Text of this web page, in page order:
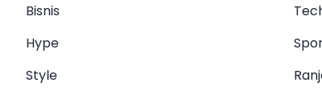
Bisnis
Hype
Style